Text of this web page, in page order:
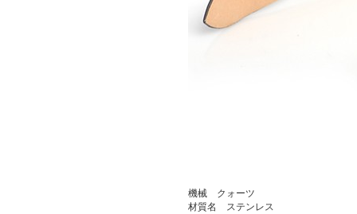
機械 クォーツ
材質名 ステンレス